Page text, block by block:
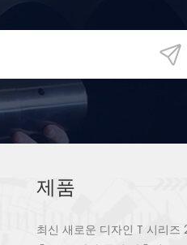
제품
최신 새로운 디자인 T 시리즈